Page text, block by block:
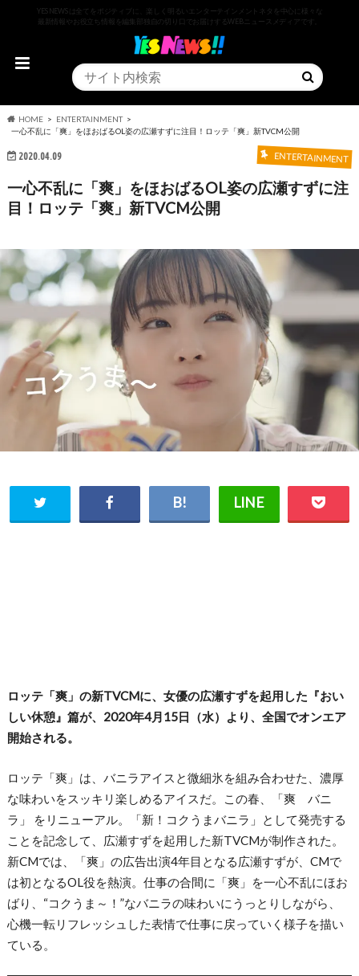
YESNEWSは全てをポジティブに、楽しく明るいエンターテインメントネタを中心に様々な
最新情報やお役立ち情報を編集部独自の切り口でお届けするWEBニュースメディアです。
HOME
ENTERTAINMENT
一心不乱に「爽」をほおばるOL姿の広瀬すずに注目！ロッテ「爽」新TVCM公開
2020.04.09 ENTERTAINMENT
一心不乱に「爽」をほおばるOL姿の広瀬すずに注
目！ロッテ「爽」新TVCM公開
ロッテ「爽」の新TVCMに、女優の広瀬すずを起用した『おい
しい休憩』篇が、2020年4月15日（水）より、全国でオンエア
開始される。
ロッテ「爽」は、バニラアイスと微細氷を組み合わせた、濃厚
な味わいをスッキリ楽しめるアイスだ。この春、「爽 バニ
ラ」 をリニューアル。「新！コクうまバニラ」として発売する
ことを記念して、広瀬すずを起用した新TVCMが制作された。
新CMでは、「爽」の広告出演4年目となる広瀬すずが、CMで
は初となるOL役を熱演。仕事の合間に「爽」を一心不乱にほお
ばり、“コクうま～！”なバニラの味わいにうっとりしながら、
心機一転リフレッシュした表情で仕事に戻っていく様子を描い
ている。